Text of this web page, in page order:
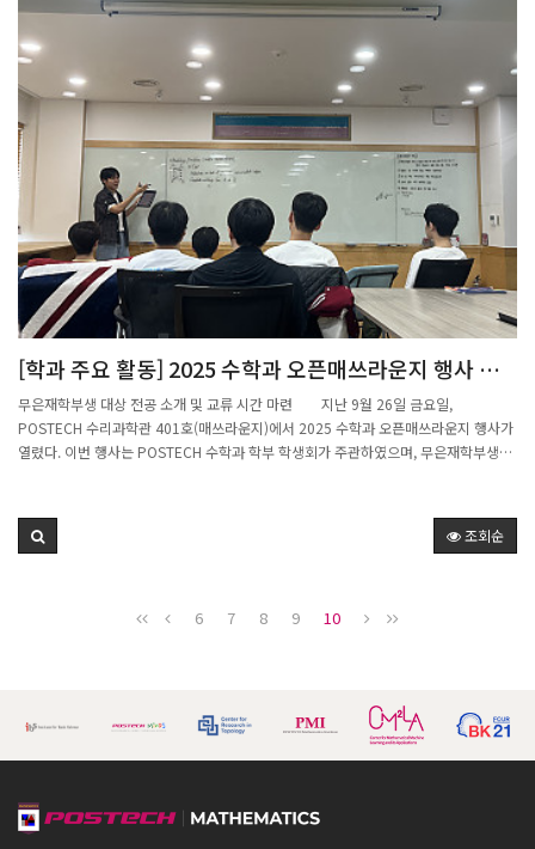
였다. 이번 방문은 학술 협력 및 공동 인재 양성 등 양교 간 교류를 강화하기 위한 자리
Meng, Sheng 교수가 참석하였으며, 포스텍 수학과에서는 정재훈 주임교수, 전보광 교
수, 손영환 교수가 맞이하였다. 방문 일정 동안 양교는 MOU 체결식을 진행하고, 수학
과 운영위원회 간담회, 연구분야별 간담회 그리고 포스텍 대외부총장과의 공식 면담 등
심도 있는 교류 활동을 이어갔다. 특히 대외부총장님과의 면담에서는 향후 양교 간 국
제 공동연구 및 인재 교류 방안에 대한 폭넓은 논의가 이뤄졌으며, 이는 교류 협력의 실
질적 확대로 이어질 것으로 기대된다. 이를 통해 포스텍과 ENCU는 향후 학문적 협력
과 연구 교류를 더욱 활성화할 계획이다.
[학과 주요 활동] 2025 수학과 오픈매쓰라운지 행사 개
최
무은재학부생 대상 전공 소개 및 교류 시간 마련 지난 9월 26일 금요일,
POSTECH 수리과학관 401호(매쓰라운지)에서 2025 수학과 오픈매쓰라운지 행사가
열렸다. 이번 행사는 POSTECH 수학과 학부 학생회가 주관하였으며, 무은재학부생
를 시작으로 수학과 휴게공간인 매쓰라운지를 직접 체험하는 시간을 가졌다. 이어 수학
과 학부생들이 전공 및 연구 경험을 직접 공유하는 발표가 이어졌다. 김현성 학생은 접
구의 사례를 전했다. 이태용 학생은 일반위상수학에서 배울 수 있는 내용을 주제로 수
생활, 진로 등에 대해 활발한 소통이 이루어지며 무은재학부생들의 전공 선택에 실질적
인 도움이 되는 자리가 되었다. POSTECH 수학과는 앞으로도 다양한 방식으로 학부생
들과의 소통을 이어가며, 수학 전공에 대한 이해와 흥미를 높이기 위한 활동을 지속할
조회순
6 7 8 9 10